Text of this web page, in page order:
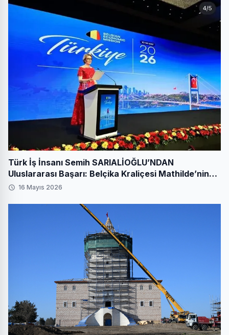
Türk İş İnsanı Semih SARIALİOĞLU’NDAN
Uluslararası Başarı: Belçika Kraliçesi Mathilde’nin
Katıldığı Zirvede Stratejik İmza
16 Mayıs 2026